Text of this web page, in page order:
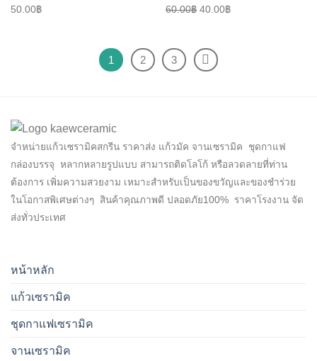
50.00฿
60.00฿ Original
60.00฿.
40.00฿Current
1 2 3
จำหน่ายแก้วเซรามิคสกรีน ราคาส่ง แก้วมัค จานเซรามิค ชุดกาแฟ
กล่องบรรจุ หลากหลายรูปแบบ สามารถติดโลโก้ หรือลวดลายที่ท่าน
ต้องการ เพิ่มความสวยงาม เหมาะสำหรับเป็นของขวัญและของชำร่วย
ในโอกาสพิเศษต่างๆ สินค้าคุณภาพดี ปลอดภัย100% ราคาโรงงาน จัด
ส่งทั่วประเทศ
หน้าหลัก
แก้วเซรามิค
ชุดกาแฟเซรามิค
จานเซรามิค